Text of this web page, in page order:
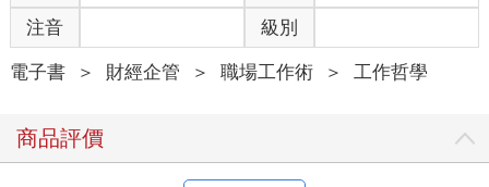
注音 級別
電子書 ＞ 財經企管 ＞ 職場工作術 ＞ 工作哲學
商品評價